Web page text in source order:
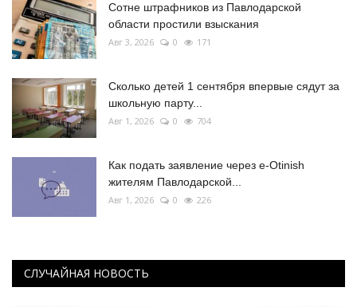
Сотне штрафников из Павлодарской
области простили взыскания
Авг 3, 2026 0 171
Сколько детей 1 сентября впервые сядут за
школьную парту...
Авг 1, 2026 0 704
Как подать заявление через e-Otinish
жителям Павлодарской...
Авг 1, 2026 0 226
СЛУЧАЙНАЯ НОВОСТЬ